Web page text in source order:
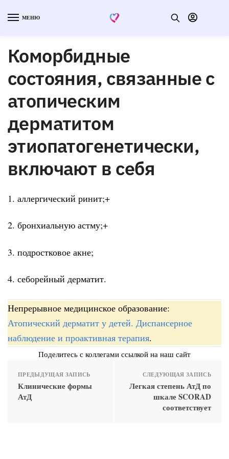
МЕНЮ
Коморбидные
состояния, связанные с
атопическим
дерматитом
этиопатогенетически,
включают в себя
1. аллергический ринит;+
2. бронхиальную астму;+
3. подростковое акне;
4. себорейный дерматит.
Непрерывное медицинское образование:
Атопический дерматит у детей. Диспансерное
наблюдение и проактивная терапия.
Поделитесь с коллегами ссылкой на наш сайт
ПРЕДЫДУЩАЯ ЗАПИСЬ
Клинические формы
АтД
СЛЕДУЮЩАЯ ЗАПИСЬ
Легкая степень АтД по
шкале SCORAD
соответствует